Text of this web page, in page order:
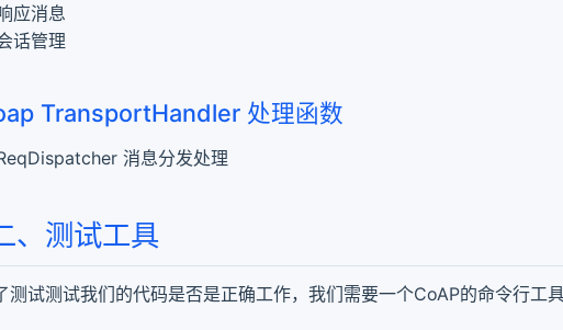
应消息
话管理
TransportHandler 处理函数
消息分发处理
、测试工具
测试测试我们的代码是否是正确工作，我们需要一个CoAP的命令行工